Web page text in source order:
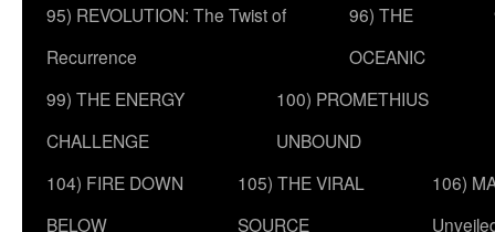
95) REVOLUTION: The Twist of
Recurrence
96) THE
OCEANIC
99) THE ENERGY
CHALLENGE
100) PROMETHIUS
UNBOUND
104) FIRE DOWN
BELOW
105) THE VIRAL
SOURCE
106)